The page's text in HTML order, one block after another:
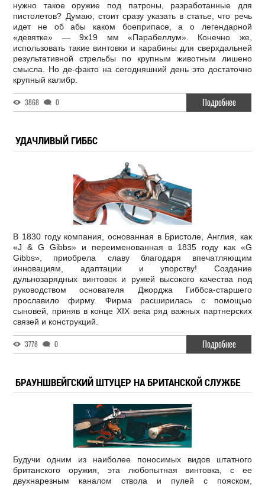
нужно такое оружие под патроны, разработанные для
пистолетов? Думаю, стоит сразу указать в статье, что речь
идет не об абы каком боеприпасе, а о легендарной
«девятке» — 9х19 мм «Парабеллум». Конечно же,
использовать такие винтовки и карабины для сверхдальней
результативной стрельбы по крупным животным лишено
смысла. Но де-факто на сегодняшний день это достаточно
крупный калибр.
3868 0 Подробнее
УДАЧЛИВЫЙ ГИББС
В 1830 году компания, основанная в Бристоле, Англия, как
«J & G Gibbs» и переименованная в 1835 году как «G
Gibbs», приобрела славу благодаря впечатляющим
инновациям, адаптации и упорству! Создание
дульнозарядных винтовок и ружей высокого качества под
руководством основателя Джорджа Гиббса-старшего
прославило фирму. Фирма расширилась с помощью
сыновей, приняв в конце XIX века ряд важных партнерских
связей и конструкций.
3778 0 Подробнее
БРАУНШВЕЙГСКИЙ ШТУЦЕР НА БРИТАНСКОЙ СЛУЖБЕ
Будучи одним из наиболее поносимых видов штатного
британского оружия, эта любопытная винтовка, с ее
двухнарезным каналом ствола и пулей с пояском,